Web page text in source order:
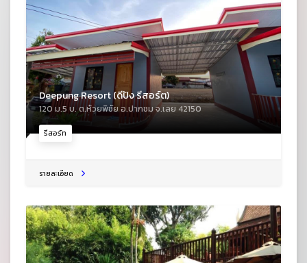
รีสอร์ท
Deepung Resort (ดีปัง รีสอร์ต)
120 ม.5 บ. ต.ห้วยพิชัย อ.ปากชม จ.เลย 42150
รายละเอียด